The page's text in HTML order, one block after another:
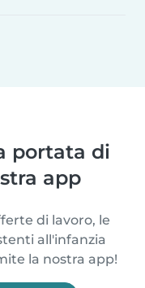
portata di
app
di lavoro, le
all'infanzia
la nostra app!